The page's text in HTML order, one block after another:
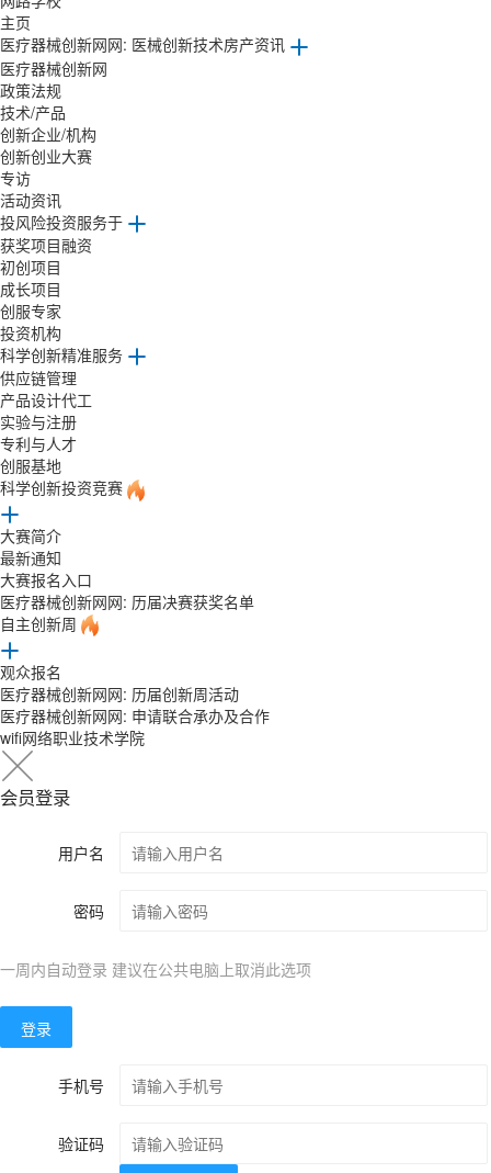
主页
医疗器械创新网网: 医械创新技术房产资讯
医疗器械创新网
政策法规
技术/产品
创新企业/机构
创新创业大赛
专访
活动资讯
投风险投资服务于
获奖项目融资
初创项目
成长项目
创服专家
投资机构
科学创新精准服务
供应链管理
产品设计代工
实验与注册
专利与人才
创服基地
科学创新投资竞赛
大赛简介
最新通知
大赛报名入口
医疗器械创新网网: 历届决赛获奖名单
自主创新周
观众报名
医疗器械创新网网: 历届创新周活动
医疗器械创新网网: 申请联合承办及合作
wifi网络职业技术学院
会员登录
用户名
密码
一周内自动登录 建议在公共电脑上取消此选项
登录
手机号
验证码